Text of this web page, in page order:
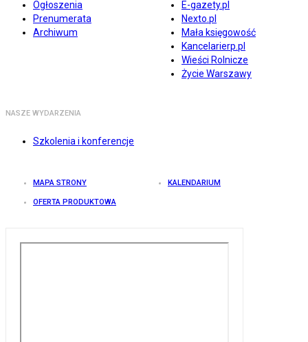
Ogłoszenia
Prenumerata
Archiwum
E-gazety.pl
Nexto.pl
Mała księgowość
Kancelarierp.pl
Wieści Rolnicze
Życie Warszawy
NASZE WYDARZENIA
Szkolenia i konferencje
MAPA STRONY KALENDARIUM
OFERTA PRODUKTOWA